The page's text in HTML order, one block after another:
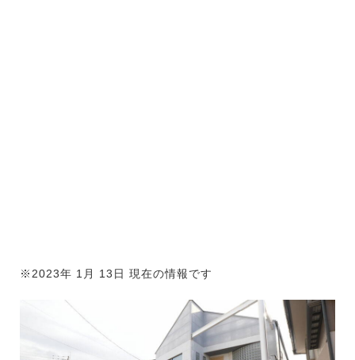
※2023年 1月 13日 現在の情報です